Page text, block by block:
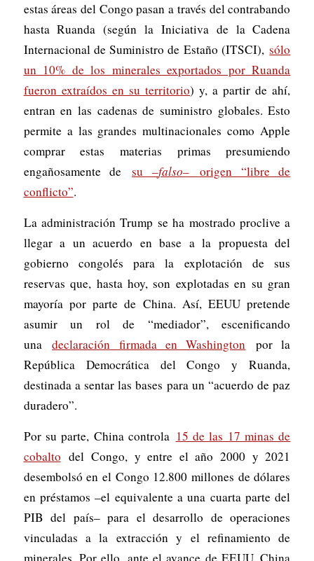
estas áreas del Congo pasan a través del contrabando
hasta Ruanda (según la Iniciativa de la Cadena
Internacional de Suministro de Estaño (ITSCI),sólo
un 10% de los minerales exportados por Ruanda
fueron extraídos en su territorio) y, a partir de ahí,
entran en las cadenas de suministro globales. Esto
permite a las grandes multinacionales como Apple
comprar estas materias primas presumiendo
engañosamente desu –falso–
origen “libre de
conflicto”.
La administración Trump se ha mostrado proclive a
llegar a un acuerdo en base a la propuesta del
gobierno congolés para la explotación de sus
reservas que, hasta hoy, son explotadas en su gran
mayoría por parte de China. Así, EEUU pretende
asumir un rol de “mediador”, escenificando
unadeclaración firmada en Washington por la
República Democrática del Congo y Ruanda,
destinada a sentar las bases para un “acuerdo de paz
duradero”.
Por su parte, China controla 15 de las 17 minas de
cobalto del Congo, y entre el año 2000 y 2021
desembolsó en el Congo 12.800 millones de dólares
en préstamos –el equivalente a una cuarta parte del
PIB del país– para el desarrollo de operaciones
vinculadas a la extracción y el refinamiento de
minerales. Por ello, ante el avance de EEUU, China